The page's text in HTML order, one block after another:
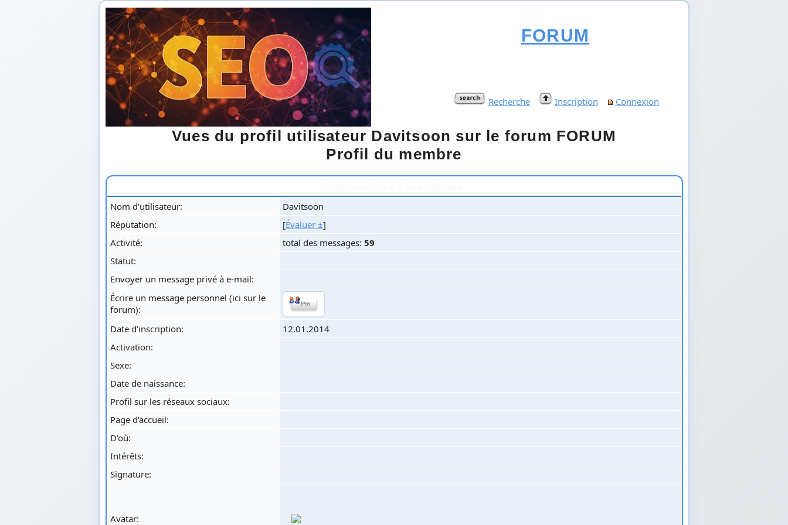
FORUM
Recherche Inscription Connexion
Vues du profil utilisateur Davitsoon sur le forum FORUM
Profil du membre
Nom d'utilisateur:
Davitsoon
Réputation:
[Évaluer ±]
Activité:
total des messages: 59
Statut:
Envoyer un message privé à e-mail:
Écrire un message personnel (ici sur le
forum):
Date d'inscription:
12.01.2014
Activation:
Sexe:
Date de naissance:
Profil sur les réseaux sociaux:
Page d'accueil:
D'où:
Intérêts:
Signature:
Avatar: